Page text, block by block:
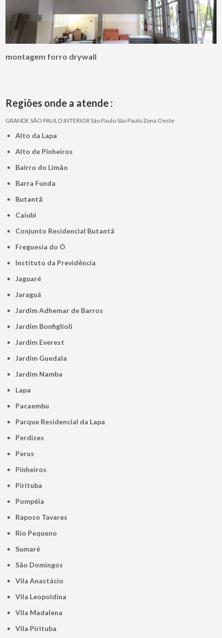
montagem forro drywall
Regiões onde a atende :
GRANDE SÃO PAULO INTERIORSão PauloSão PauloZona Oeste
Alto da Lapa
Alto de Pinheiros
Bairro do Limão
Barra Funda
Butantã
Caiubi
Conjunto Residencial Butantã
Freguesia do Ó
Instituto da Previdência
Jaguaré
Jaraguá
Jardim Adhemar de Barros
Jardim Bonfiglioli
Jardim Everest
Jardim Guedala
Jardim Namba
Lapa
Pacaembu
Parque Residencial da Lapa
Perdizes
Perus
Pinheiros
Pirituba
Pompéia
Raposo Tavares
Rio Pequeno
Sumaré
São Domingos
Vila Anastácio
Vila Leopoldina
Vila Madalena
Vila Pirituba